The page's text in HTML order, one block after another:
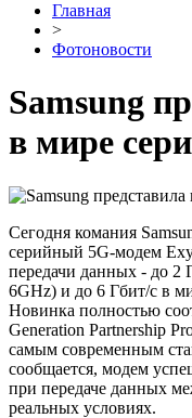
Главная
>
Фотоновости
Samsung
в мире
Сегодня комания
серийный 5G-модем
передачи данных - до 2
6GHz) и до 6 Гбит/с в
Новинка полностью
Generation Partnership
самым современным
сообщается, модем
при передаче данных
реальных условиях.